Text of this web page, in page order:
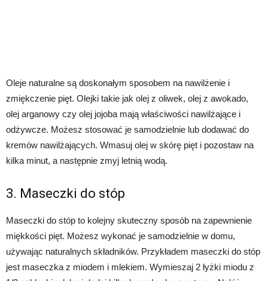
Oleje naturalne są doskonałym sposobem na nawilżenie i
zmiękczenie pięt. Olejki takie jak olej z oliwek, olej z awokado,
olej arganowy czy olej jojoba mają właściwości nawilżające i
odżywcze. Możesz stosować je samodzielnie lub dodawać do
kremów nawilżających. Wmasuj olej w skórę pięt i pozostaw na
kilka minut, a następnie zmyj letnią wodą.
3. Maseczki do stóp
Maseczki do stóp to kolejny skuteczny sposób na zapewnienie
miękkości pięt. Możesz wykonać je samodzielnie w domu,
używając naturalnych składników. Przykładem maseczki do stóp
jest maseczka z miodem i mlekiem. Wymieszaj 2 łyżki miodu z